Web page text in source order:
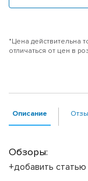
*Цена действительна
отличаться от цен в
Описание
Обзоры:
+добавить